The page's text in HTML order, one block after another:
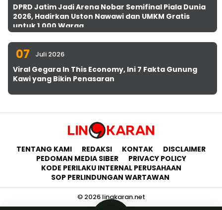
DPRD Jatim Jadi Arena Nobar Semifinal Piala Dunia
2026, Hadirkan Uston Nawawi dan UMKM Gratis
untuk 1.000 Warga
07 Juli 2026
Viral Gegara In This Economy, Ini 7 Fakta Gunung
Kawi yang Bikin Penasaran
TENTANG KAMI REDAKSI KONTAK
DISCLAIMER
PEDOMAN MEDIA SIBER
PRIVACY POLICY
KODE PERILAKU INTERNAL PERUSAHAAN
SOP PERLINDUNGAN WARTAWAN
© 2026 lingkaran.net